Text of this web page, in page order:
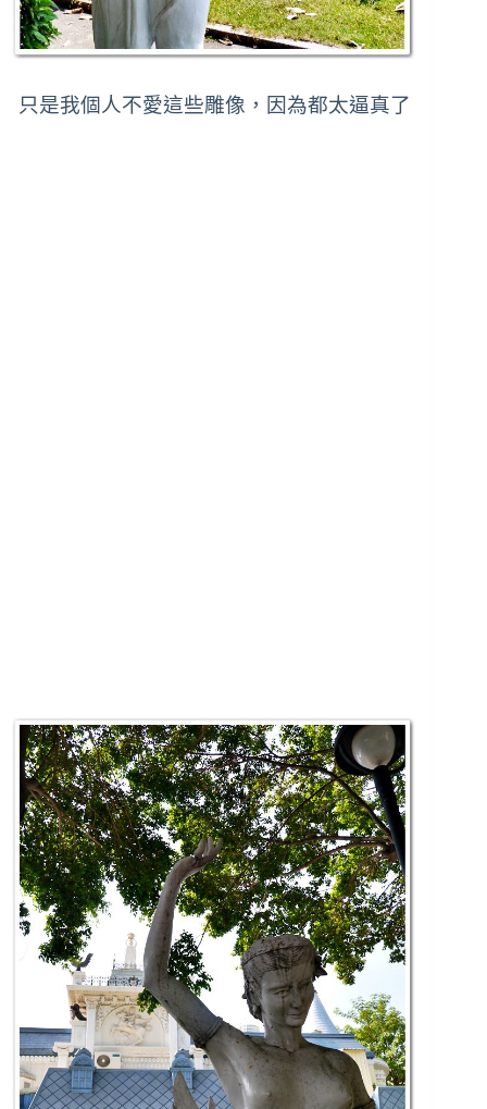
只是我個人不愛這些雕像，因為都太逼真了